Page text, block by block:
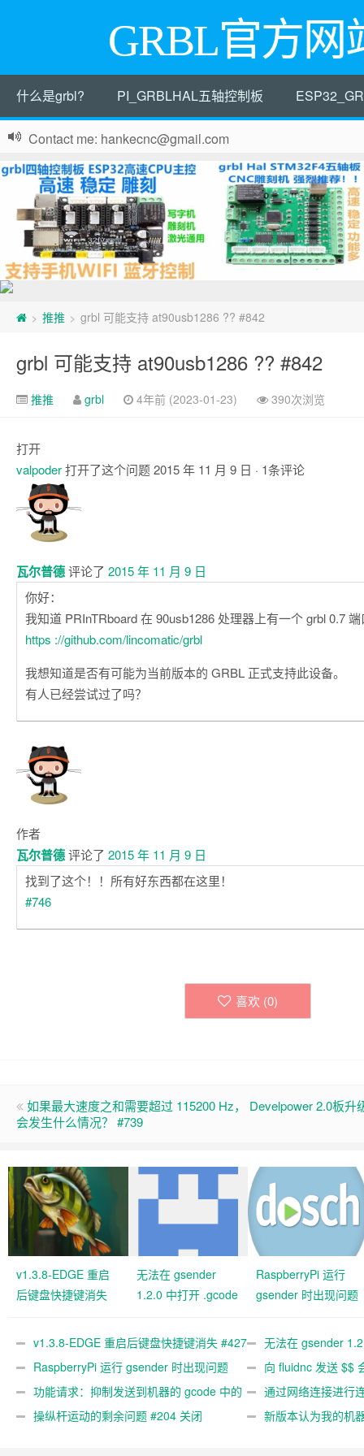
GRBL官方网
什么是grbl? PI_GRBLHAL五轴控制板
Contact me: hankecnc@gmail.com
> 推推 > grbl 可能支持 at90usb1286 ?? #842
grbl 可能支持 at90usb1286 ?? #842
推推 grbl 4年前 (2023-01-23) 390次浏览
打开
valpoder打开了这个问题2015 年 11 月 9 日 · 1条评论
注
瓦尔普德评论了 2015 年 11 月 9 日
你好：
我知道 PRInTRboard 在 90usb1286 处理器上有一个 grbl 0.7
https ://github.com/lincomatic/grbl
我想知道是否有可能为当前版本的 GRBL 正式支持此设备。
有人已经尝试过了吗？
作者
瓦尔普德评论了 2015 年 11 月 9 日
找到了这个！！所有好东西都在这里！
#746
喜欢 (0)
如果最大速度之和需要超过 115200 Hz，
会发生什么情况？ #739
Develpower 2.0板升
v1.3.8-EDGE 重启
后键盘快捷键消失
无法在 gsender
1.2.0 中打开 .gcode
RaspberryPi 运行
gsender 时出现问题
v1.3.8-EDGE 重启后键盘快捷键消失 #427
关闭
无法在 gsender
#367
RaspberryPi 运行 gsender 时出现问题
#89
向 fluidnc 发送 $$
#473
功能请求：抑制发送到机器的 gcode 中的
gcode 注释。 #444 关闭
通过网络连接进行
操纵杆运动的剩余问题 #204 关闭
新版本认为我的机